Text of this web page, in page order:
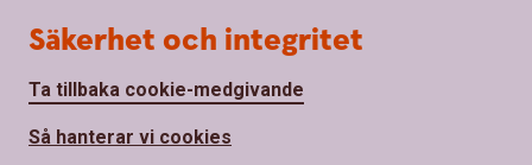
Säkerhet och integritet
Ta tillbaka cookie-medgivande
Så hanterar vi cookies